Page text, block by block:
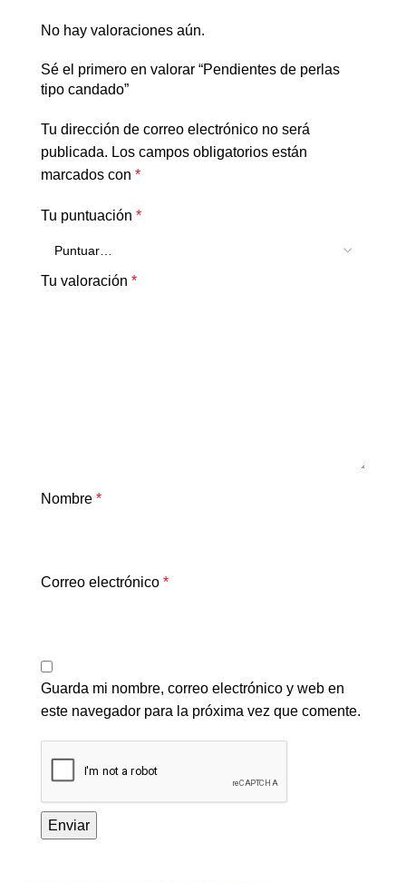
No hay valoraciones aún.
Sé el primero en valorar “Pendientes de perlas
tipo candado”
Tu dirección de correo electrónico no será
publicada. Los campos obligatorios están
marcados con *
Tu puntuación *
Tu valoración *
Nombre *
Correo electrónico *
Guarda mi nombre, correo electrónico y web en
este navegador para la próxima vez que comente.